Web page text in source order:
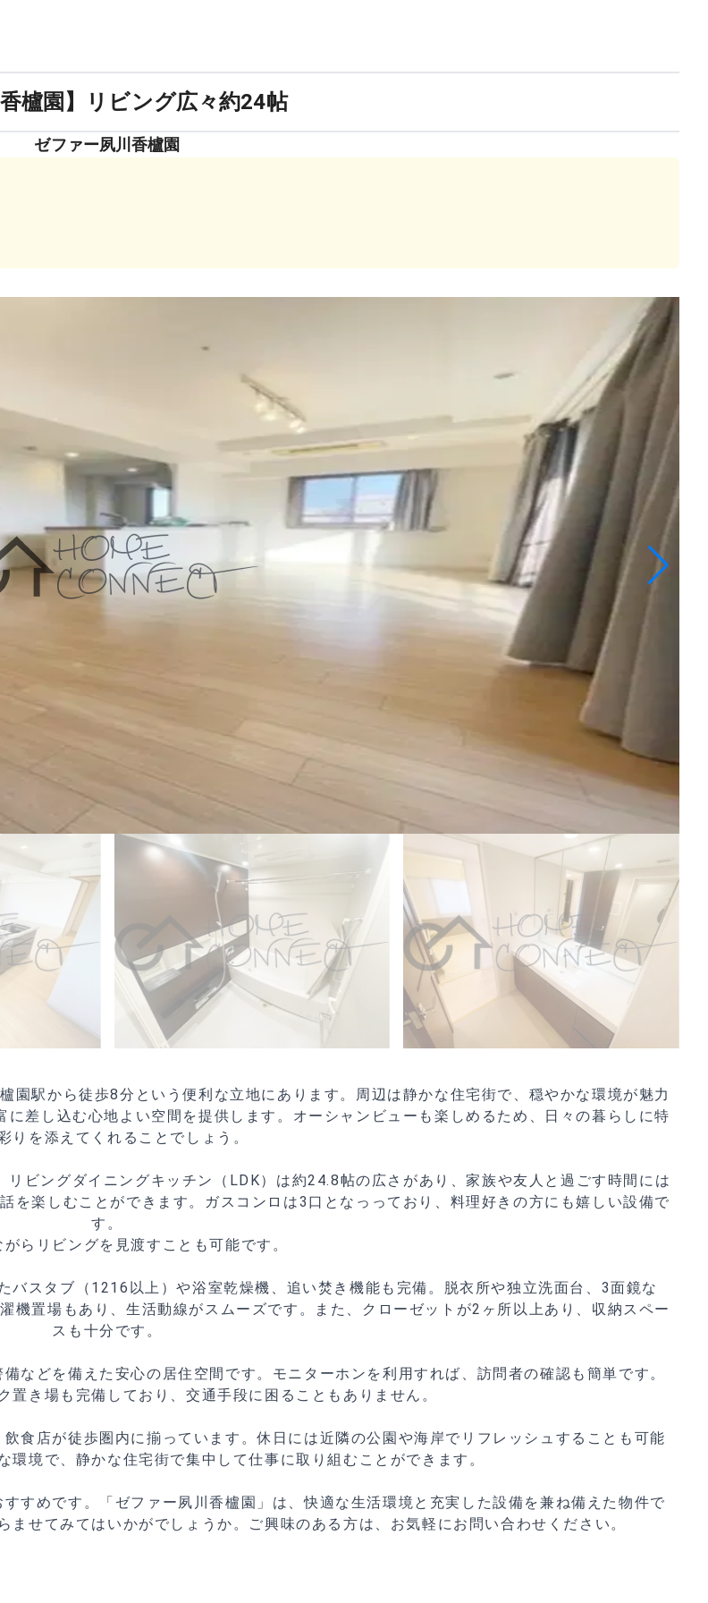
香櫨園】リビング広々約24帖
ゼファー夙川香櫨園
園駅から徒歩8分という便利な立地にあります。周辺は静かな住宅街で、穏やかな環境が魅力
差し込む心地よい空間を提供します。オーシャンビューも楽しめるため、日々の暮らしに特
りを添えてくれることでしょう。
ビングダイニングキッチン（LDK）は約24.8帖の広さがあり、家族や友人と過ごす時間には
を楽しむことができます。ガスコンロは3口となっっており、料理好きの方にも嬉しい設備で
す。
らリビングを見渡すことも可能です。
スタブ（1216以上）や浴室乾燥機、追い焚き機能も完備。脱衣所や独立洗面台、3面鏡な
機置場もあり、生活動線がスムーズです。また、クローゼットが2ヶ所以上あり、収納スペー
スも十分です。
などを備えた安心の居住空間です。モニターホンを利用すれば、訪問者の確認も簡単です。
置き場も完備しており、交通手段に困ることもありません。
食店が徒歩圏内に揃っています。休日には近隣の公園や海岸でリフレッシュすることも可能
環境で、静かな住宅街で集中して仕事に取り組むことができます。
すめです。「ゼファー夙川香櫨園」は、快適な生活環境と充実した設備を兼ね備えた物件で
せてみてはいかがでしょうか。ご興味のある方は、お気軽にお問い合わせください。